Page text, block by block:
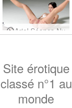
Ariel Séance Nu
Site érotique
classé n°1 au
monde